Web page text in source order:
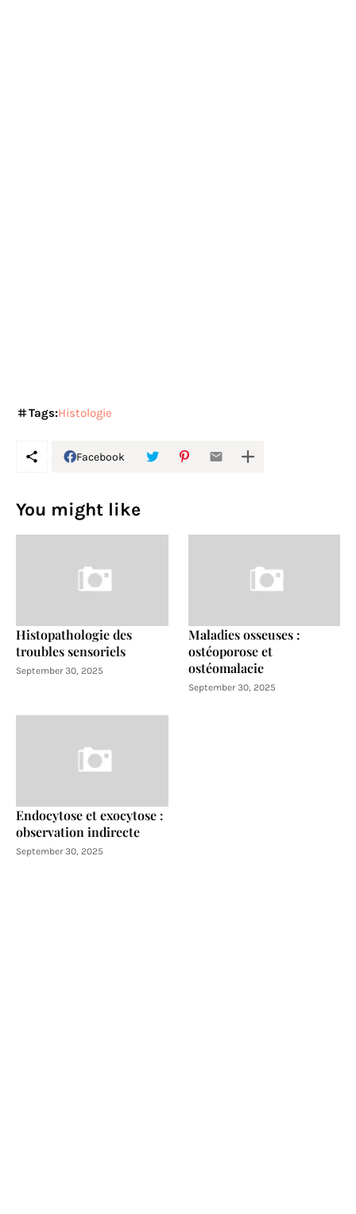
Tags:Histologie
Facebook
You might like
Histopathologie des
troubles sensoriels
September 30, 2025
Maladies osseuses :
ostéoporose et
ostéomalacie
September 30, 2025
Endocytose et exocytose :
observation indirecte
September 30, 2025